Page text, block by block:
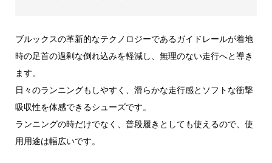
ブルックスの革新的なテクノロジーであるガイドレールが着地
時の足首の過剰な倒れ込みを軽減し、無理のない走行へと導き
ます。
日々のランニングもしやすく、滑らかな走行感とソフトな衝撃
吸収性を体感できるシューズです。
ランニングの時だけでなく、普段履きとしても使えるので、使
用用途は幅広いです。